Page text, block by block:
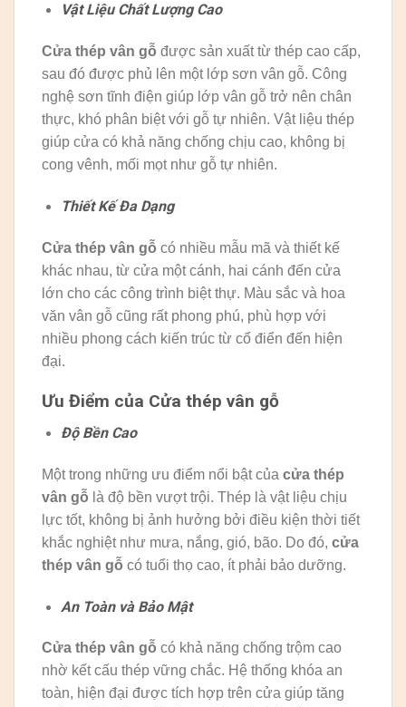
Vật Liệu Chất Lượng Cao
Cửa thép vân gỗ được sản xuất từ thép cao cấp,
sau đó được phủ lên một lớp sơn vân gỗ. Công
nghệ sơn tĩnh điện giúp lớp vân gỗ trở nên chân
thực, khó phân biệt với gỗ tự nhiên. Vật liệu thép
giúp cửa có khả năng chống chịu cao, không bị
cong vênh, mối mọt như gỗ tự nhiên.
Thiết Kế Đa Dạng
Cửa thép vân gỗ có nhiều mẫu mã và thiết kế
khác nhau, từ cửa một cánh, hai cánh đến cửa
lớn cho các công trình biệt thự. Màu sắc và hoa
văn vân gỗ cũng rất phong phú, phù hợp với
nhiều phong cách kiến trúc từ cổ điển đến hiện
đại.
Ưu Điểm của Cửa thép vân gỗ
Độ Bền Cao
Một trong những ưu điểm nổi bật của cửa thép
vân gỗ là độ bền vượt trội. Thép là vật liệu chịu
lực tốt, không bị ảnh hưởng bởi điều kiện thời tiết
khắc nghiệt như mưa, nắng, gió, bão. Do đó, cửa
thép vân gỗ có tuổi thọ cao, ít phải bảo dưỡng.
An Toàn và Bảo Mật
Cửa thép vân gỗ có khả năng chống trộm cao
nhờ kết cấu thép vững chắc. Hệ thống khóa an
toàn, hiện đại được tích hợp trên cửa giúp tăng